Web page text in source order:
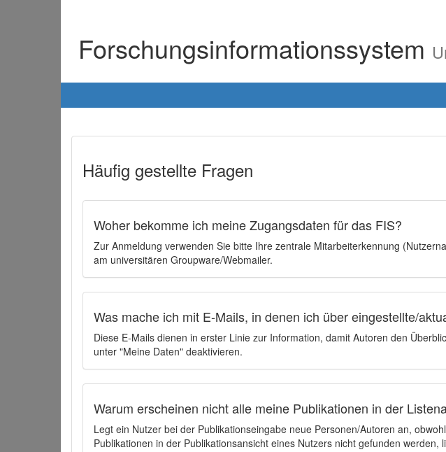
Forschungsinformationssystem
Häufig gestellte Fragen
Woher bekomme ich meine Zugangsdaten für das FIS?
Zur Anmeldung verwenden Sie bitte Ihre zentrale Mitarbeiterkennung
am universitären Groupware/Webmailer.
Was mache ich mit E-Mails, in denen ich über eingestellte/
Diese E-Mails dienen in erster Linie zur Information, damit Autoren den
unter "Meine Daten" deaktivieren.
Warum erscheinen nicht alle meine Publikationen in der
Legt ein Nutzer bei der Publikationseingabe neue Personen/Autoren an,
Publikationen in der Publikationsansicht eines Nutzers nicht gefunden